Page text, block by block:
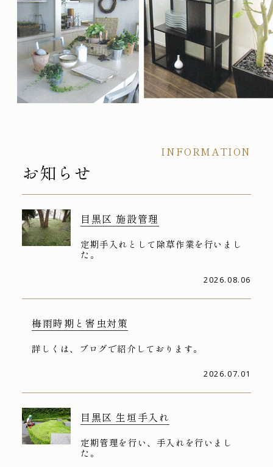
INFORMATION
お知らせ
目黒区 施設管理
定期手入れとして除草作業を行いまし
た。
2026.08.06
梅雨時期と害虫対策
詳しくは、ブログで紹介しております。
2026.07.01
目黒区 生垣手入れ
定期管理を行い、手入れを行いまし
た。